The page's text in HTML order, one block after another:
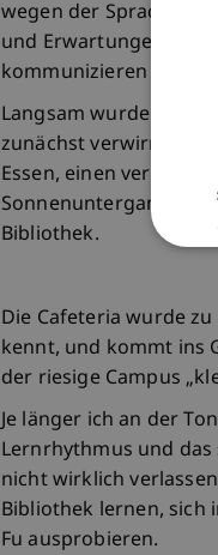
wegen der Sprache,
und Erwartungen. Mit
kommunizieren und
Langsam wurden die
zunächst verwirrend
Essen, einen
Sonnenuntergang
Bibliothek.
Die Cafeteria wurde
kennt, und kommt ins
der riesige Campus
Je länger ich an der
Lernrhythmus und das
nicht wirklich
Bibliothek lernen, sich
Fu ausprobieren.